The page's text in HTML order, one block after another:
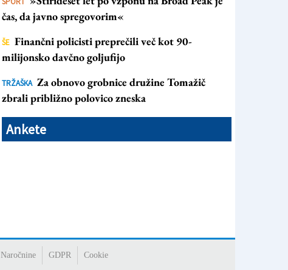
čas, da javno spregovorim«
ŠE Finančni policisti preprečili več kot 90-
milijonsko davčno goljufijo
TRŽAŠKA Za obnovo grobnice družine Tomažič
zbrali približno polovico zneska
Ankete
Naročnine GDPR Cookie